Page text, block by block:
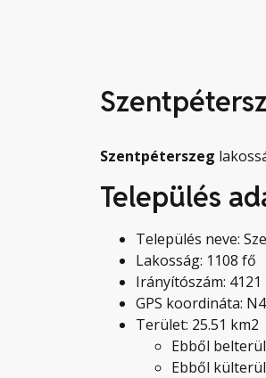
Szentpéterszeg
Település
Település neve:
Lakosság: 1108 fő
Irányítószám: 4121
GPS koordináta:
Terület: 25.51 km2
Ebből
Ebből